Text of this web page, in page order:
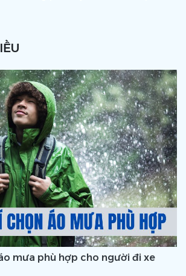
mưa phù hợp cho người đi xe